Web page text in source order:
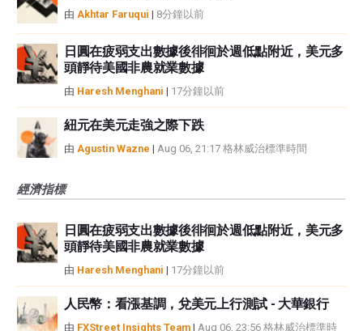
由 Akhtar Faruqui | 8分鐘以前
日圓在疲弱支出數據後徘徊於週低點附近，美元多
頭靜待美國非農就業數據
由 Haresh Menghani | 17分鐘以前
紐元在美元走強之際下跌
由 Agustin Wazne | Aug 06, 21:17 格林威治標準時間
經濟指標
日圓在疲弱支出數據後徘徊於週低點附近，美元多
頭靜待美國非農就業數據
由 Haresh Menghani | 17分鐘以前
人民幣：看漲基調，兌美元上行測試 - 大華銀行
由 FXStreet Insights Team | Aug 06, 23:56 格林威治標準時